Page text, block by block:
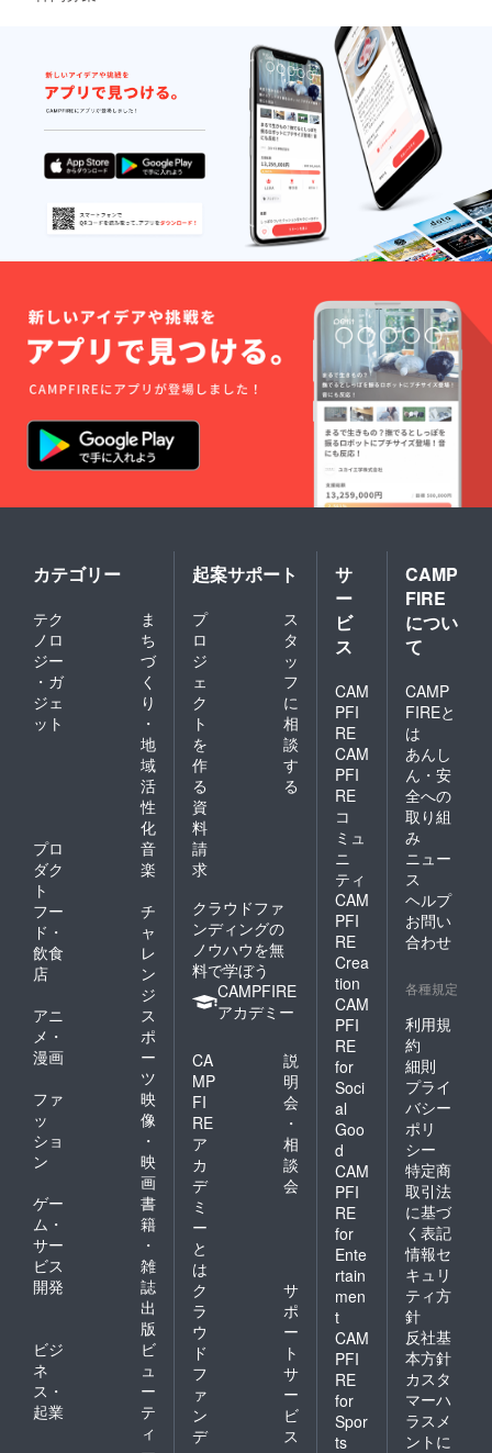
カテゴリー
テク
ノロ
ジー
・ガ
ジェ
ット
ま
ち
づ
く
り
・
地
域
活
性
化
プロ
ダク
ト
音
楽
フー
ド・
飲食
店
チ
ャ
レ
ン
ジ
アニ
メ・
漫画
ス
ポ
ー
ツ
ファ
ッ
ショ
ン
映
像
・
映
画
ゲー
ム・
サー
ビス
開発
書
籍
・
雑
誌
出
版
ビジ
ネ
ス・
起業
ビ
ュ
ー
テ
ィ
起案サポート
プ
ロ
ジ
ェ
ク
ト
を
作
る
ス
タ
ッ
フ
に
相
談
す
る
資
料
請
求
クラウドファ
ンディングの
ノウハウを無
料で学ぼう
CAMPFIRE
アカデミー
CA
MP
FI
RE
ア
カ
デ
ミ
ー
と
は
説
明
会
・
相
談
会
ク
ラ
ウ
ド
フ
ァ
ン
デ
サ
ポ
ー
ト
サ
ー
ビ
ス
サ
ー
ビ
ス
CAM
PFI
RE
CAM
PFI
RE
コ
ミュ
ニ
ティ
CAM
PFI
RE
Crea
tion
CAM
PFI
RE
for
Soci
al
Goo
d
CAM
PFI
RE
for
Ente
rtain
men
t
CAM
PFI
RE
for
Spor
ts
CAMP
FIRE
につい
て
CAMP
FIREと
は
あんし
ん・安
全への
取り組
み
ニュー
ス
ヘルプ
お問い
合わせ
各種規定
利用規
約
細則
プライ
バシー
ポリ
シー
特定商
取引法
に基づ
く表記
情報セ
キュリ
ティ方
針
反社基
本方針
カスタ
マーハ
ラスメ
ントに